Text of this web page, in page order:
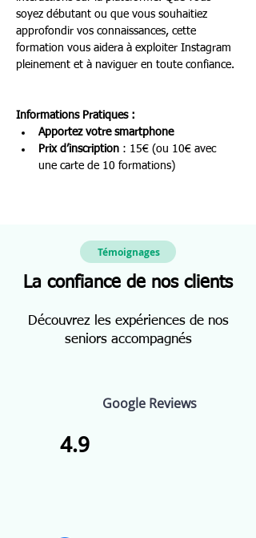
soyez débutant ou que vous souhaitiez
approfondir vos connaissances, cette
formation vous aidera à exploiter Instagram
pleinement et à naviguer en toute confiance.
Informations Pratiques :
Apportez votre smartphone
Prix d’inscription : 15€ (ou 10€ avec
une carte de 10 formations)
Témoignages
La confiance de nos clients
Découvrez les expériences de nos
seniors accompagnés
Google Reviews
4.9